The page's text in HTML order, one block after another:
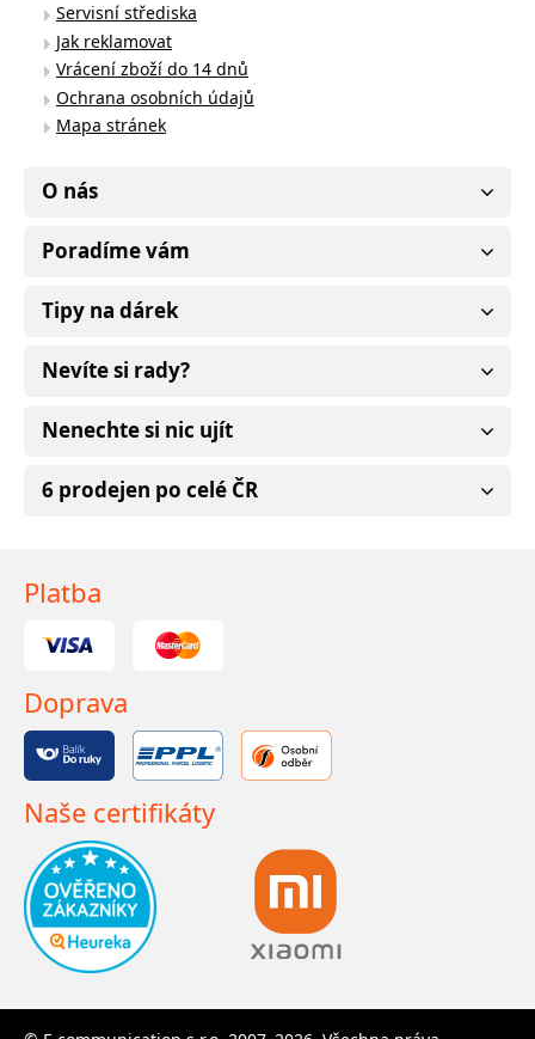
Servisní střediska
Jak reklamovat
Vrácení zboží do 14 dnů
Ochrana osobních údajů
Mapa stránek
O nás
Poradíme vám
Tipy na dárek
Nevíte si rady?
Nenechte si nic ujít
6 prodejen po celé ČR
Platba
Doprava
Naše certifikáty